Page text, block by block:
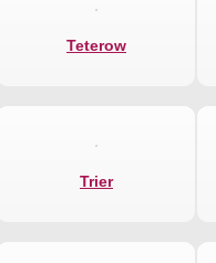
Teterow
Trier